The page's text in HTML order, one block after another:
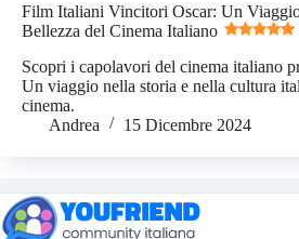
Film Italiani Vincitori Oscar: Un
Bellezza del Cinema Italiano
Scopri i capolavori del cinema italiano
Un viaggio nella storia e nella cultura
cinema.
Andrea
15 Dicembre 2024